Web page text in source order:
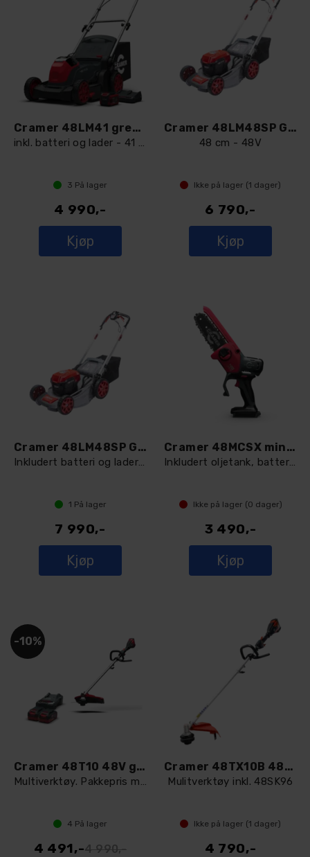
Cramer 48LM41 gressklipper
inkl. batteri og lader - 41 cm
3 På lager
4 990,-
Kjøp
Cramer 48LM48SP Gressklipper
48 cm - 48V
Ikke på lager (1 dager)
6 790,-
Kjøp
Cramer 48LM48SP Gressklipper
Inkludert batteri og lader 48 cm - 48V
1 På lager
7 990,-
Kjøp
Cramer 48MCSX mini-motorsag
Inkludert oljetank, batteri og lader
Ikke på lager (0 dager)
3 490,-
Kjøp
10%
Cramer 48T10 48V gresstrimmer
Multiverktøy. Pakkepris m/batt og lader
4 På lager
4 491,-4 990,-
Cramer 48TX10B 48V gresstrimmer
Mulitverktøy inkl. 48SK96
Ikke på lager (1 dager)
4 790,-